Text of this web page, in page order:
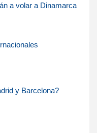
a volar a Dinamarca
y Barcelona?